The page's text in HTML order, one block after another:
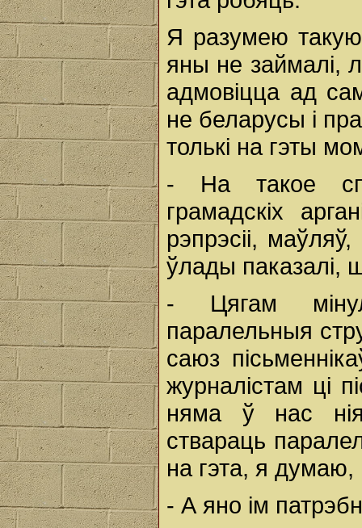
Я разумею
яны не займалі,
адмовіцца ад
не беларусы і
толькі на гэты
- На такое
грамадскіх
рэпрэсіі,
ўлады паказалі,
- Цягам
паралельныя
саюз
журналістам ці
няма ў нас
ствараць
на гэта, я думаю,
- А яно ім